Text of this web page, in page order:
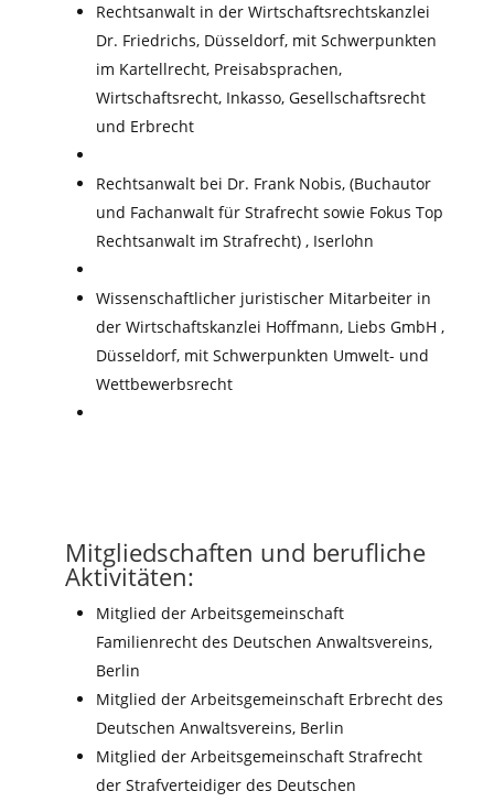
Rechtsanwalt in der Wirtschaftsrechtskanzlei
Dr. Friedrichs, Düsseldorf, mit Schwerpunkten
im Kartellrecht, Preisabsprachen,
Wirtschaftsrecht, Inkasso, Gesellschaftsrecht
und Erbrecht
Rechtsanwalt bei Dr. Frank Nobis, (Buchautor
und Fachanwalt für Strafrecht sowie Fokus Top
Rechtsanwalt im Strafrecht) , Iserlohn
Wissenschaftlicher juristischer Mitarbeiter in
der Wirtschaftskanzlei Hoffmann, Liebs GmbH ,
Düsseldorf, mit Schwerpunkten Umwelt- und
Wettbewerbsrecht
Mitgliedschaften und berufliche
Aktivitäten:
Mitglied der Arbeitsgemeinschaft
Familienrecht des Deutschen Anwaltsvereins,
Berlin
Mitglied der Arbeitsgemeinschaft Erbrecht des
Deutschen Anwaltsvereins, Berlin
Mitglied der Arbeitsgemeinschaft Strafrecht
der Strafverteidiger des Deutschen